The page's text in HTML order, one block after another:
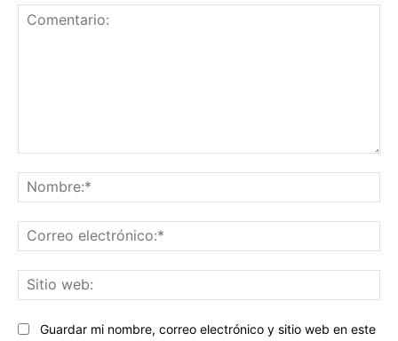
Guardar mi nombre, correo electrónico y sitio web en este